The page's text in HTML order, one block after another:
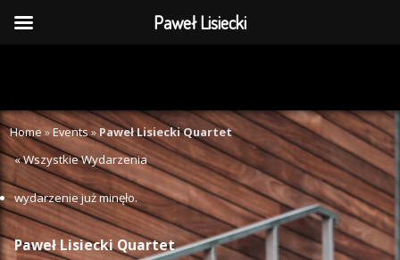
Home»Events» Paweł Lisiecki Quartet
« Wszystkie Wydarzenia
wydarzenie już minęło.
Paweł Lisiecki Quartet
Paweł Lisiecki